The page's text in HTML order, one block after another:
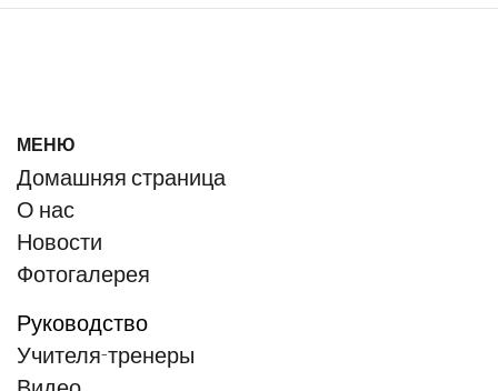
МЕНЮ
Домашняя страница
О нас
Новости
Фотогалерея
Руководство
Учителя-тренеры